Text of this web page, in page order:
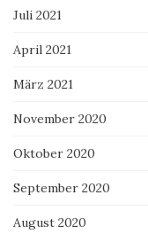
Juli 2021
April 2021
März 2021
November 2020
Oktober 2020
September 2020
August 2020